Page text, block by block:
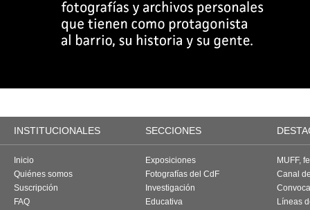
INSTITUCIONALES SECCIONES
Inicio
Quiénes somos
Suscripción
FAQ
Exposiciones
Fotografías del CdF
Investigación
Educativa
MUFF,
Canal
Líneas